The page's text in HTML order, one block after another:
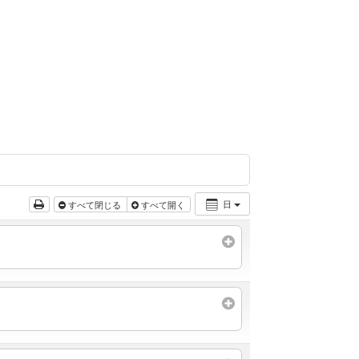
日
すべて閉じる すべて開く